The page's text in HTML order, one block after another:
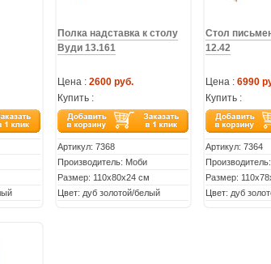
Полка надставка к столу
Вуди 13.161
Цена : 2600 руб.
Купить :
Артикул: 7368
Производитель: Моби
Размер: 110х80х24 см
Цвет: дуб золотой/белый
Стол
12.42
Цена : 6990
Купить :
Артикул: 7364
Размер:
Цвет: дуб